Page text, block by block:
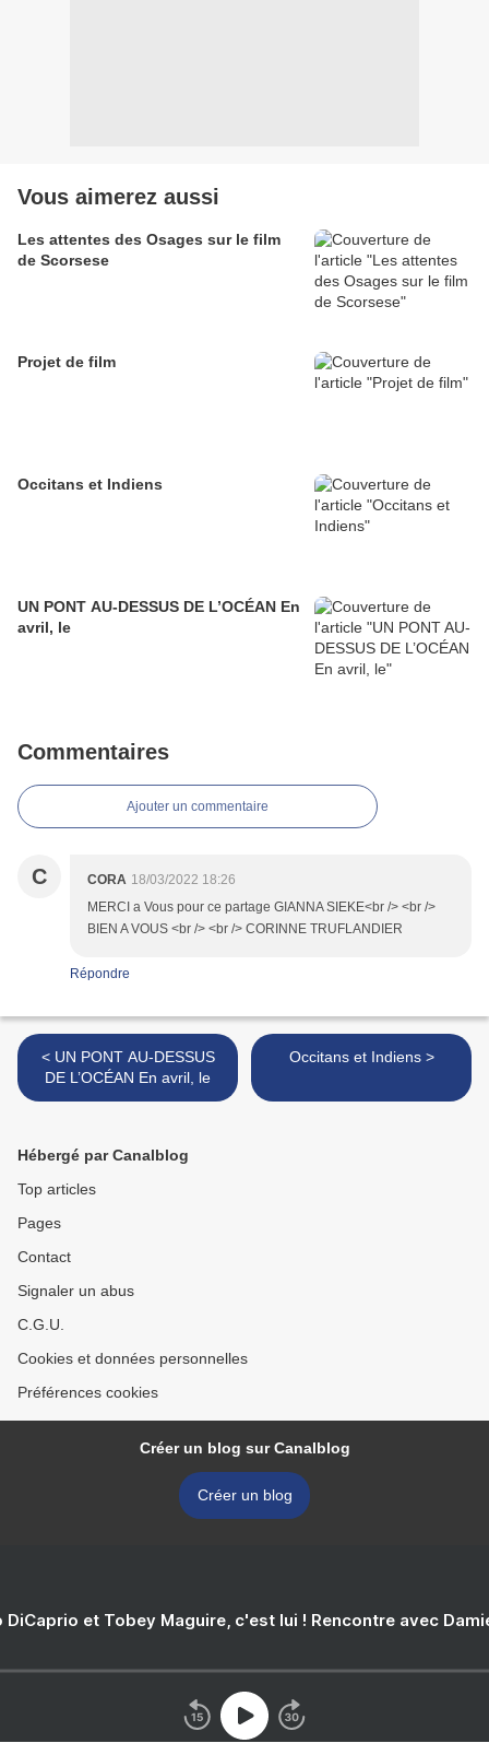
Vous aimerez aussi
Les attentes des Osages sur le film
de Scorsese
Projet de film
Occitans et Indiens
UN PONT AU-DESSUS DE L’OCÉAN En
avril, le
Commentaires
Ajouter un commentaire
C CORA 18/03/2022 18:26
MERCI a Vous pour ce partage GIANNA SIEKE<br /> <br />
BIEN A VOUS <br /> <br /> CORINNE TRUFLANDIER
Répondre
< UN PONT AU-DESSUS
DE L’OCÉAN En avril, le
Occitans et Indiens >
Hébergé par Canalblog
Top articles
Pages
Contact
Signaler un abus
C.G.U.
Cookies et données personnelles
Préférences cookies
Créer un blog sur Canalblog
Créer un blog
DiCaprio et Tobey Maguire, c'est lui ! Rencontre avec